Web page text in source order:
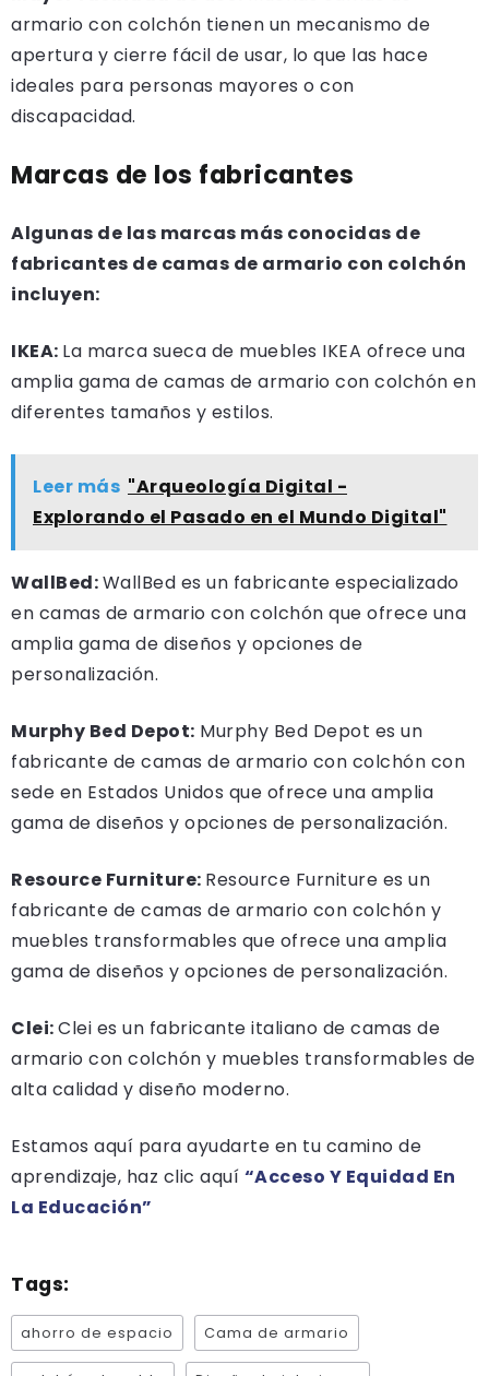
armario con colchón tienen un mecanismo de
apertura y cierre fácil de usar, lo que las hace
ideales para personas mayores o con
discapacidad.
Marcas de los fabricantes
Algunas de las marcas más conocidas de
fabricantes de camas de armario con colchón
incluyen:
IKEA: La marca sueca de muebles IKEA ofrece una
amplia gama de camas de armario con colchón en
diferentes tamaños y estilos.
Leer más "Arqueología Digital -
Explorando el Pasado en el Mundo Digital"
WallBed:WallBed es un fabricante especializado
en camas de armario con colchón que ofrece una
amplia gama de diseños y opciones de
personalización.
Murphy Bed Depot: Murphy Bed Depot es un
fabricante de camas de armario con colchón con
sede en Estados Unidos que ofrece una amplia
gama de diseños y opciones de personalización.
Resource Furniture: Resource Furniture es un
fabricante de camas de armario con colchón y
muebles transformables que ofrece una amplia
gama de diseños y opciones de personalización.
Clei:Clei es un fabricante italiano de camas de
armario con colchón y muebles transformables de
alta calidad y diseño moderno.
Estamos aquí para ayudarte en tu camino de
aprendizaje, haz clic aquí “Acceso Y Equidad En
La Educación”
Tags:
ahorro de espacio Cama de armario